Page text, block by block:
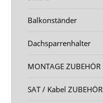
Balkonständer
Dachsparrenhalter
MONTAGE ZUBEHÖR
SAT / Kabel ZUBEHÖR